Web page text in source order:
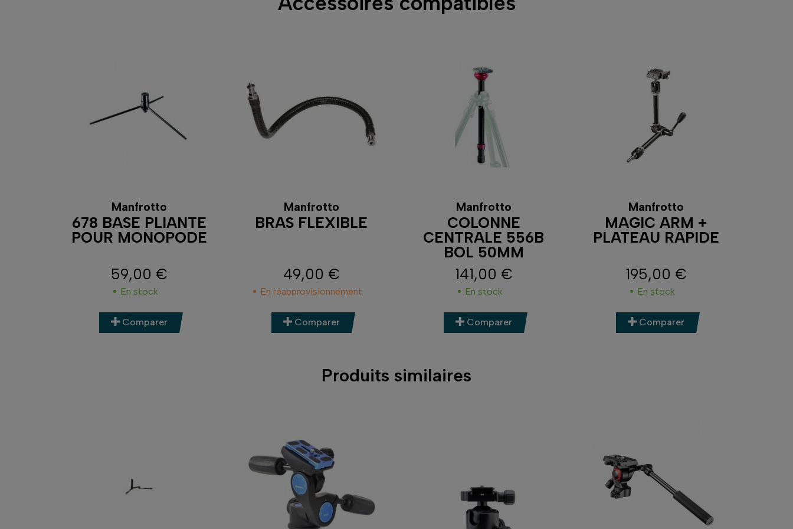
Manfrotto
678 BASE PLIANTE
POUR MONOPODE
Prix
59,00 €
En stock
Comparer
Manfrotto
BRAS FLEXIBLE
Prix
49,00 €
En réapprovisionnement
Comparer
Manfrotto
COLONNE
CENTRALE 556B
BOL 50MM
Prix
141,00 €
En stock
Comparer
Manfrotto
MAGIC ARM +
PLATEAU RAPIDE
Prix
195,00 €
En stock
Comparer
Produits similaires